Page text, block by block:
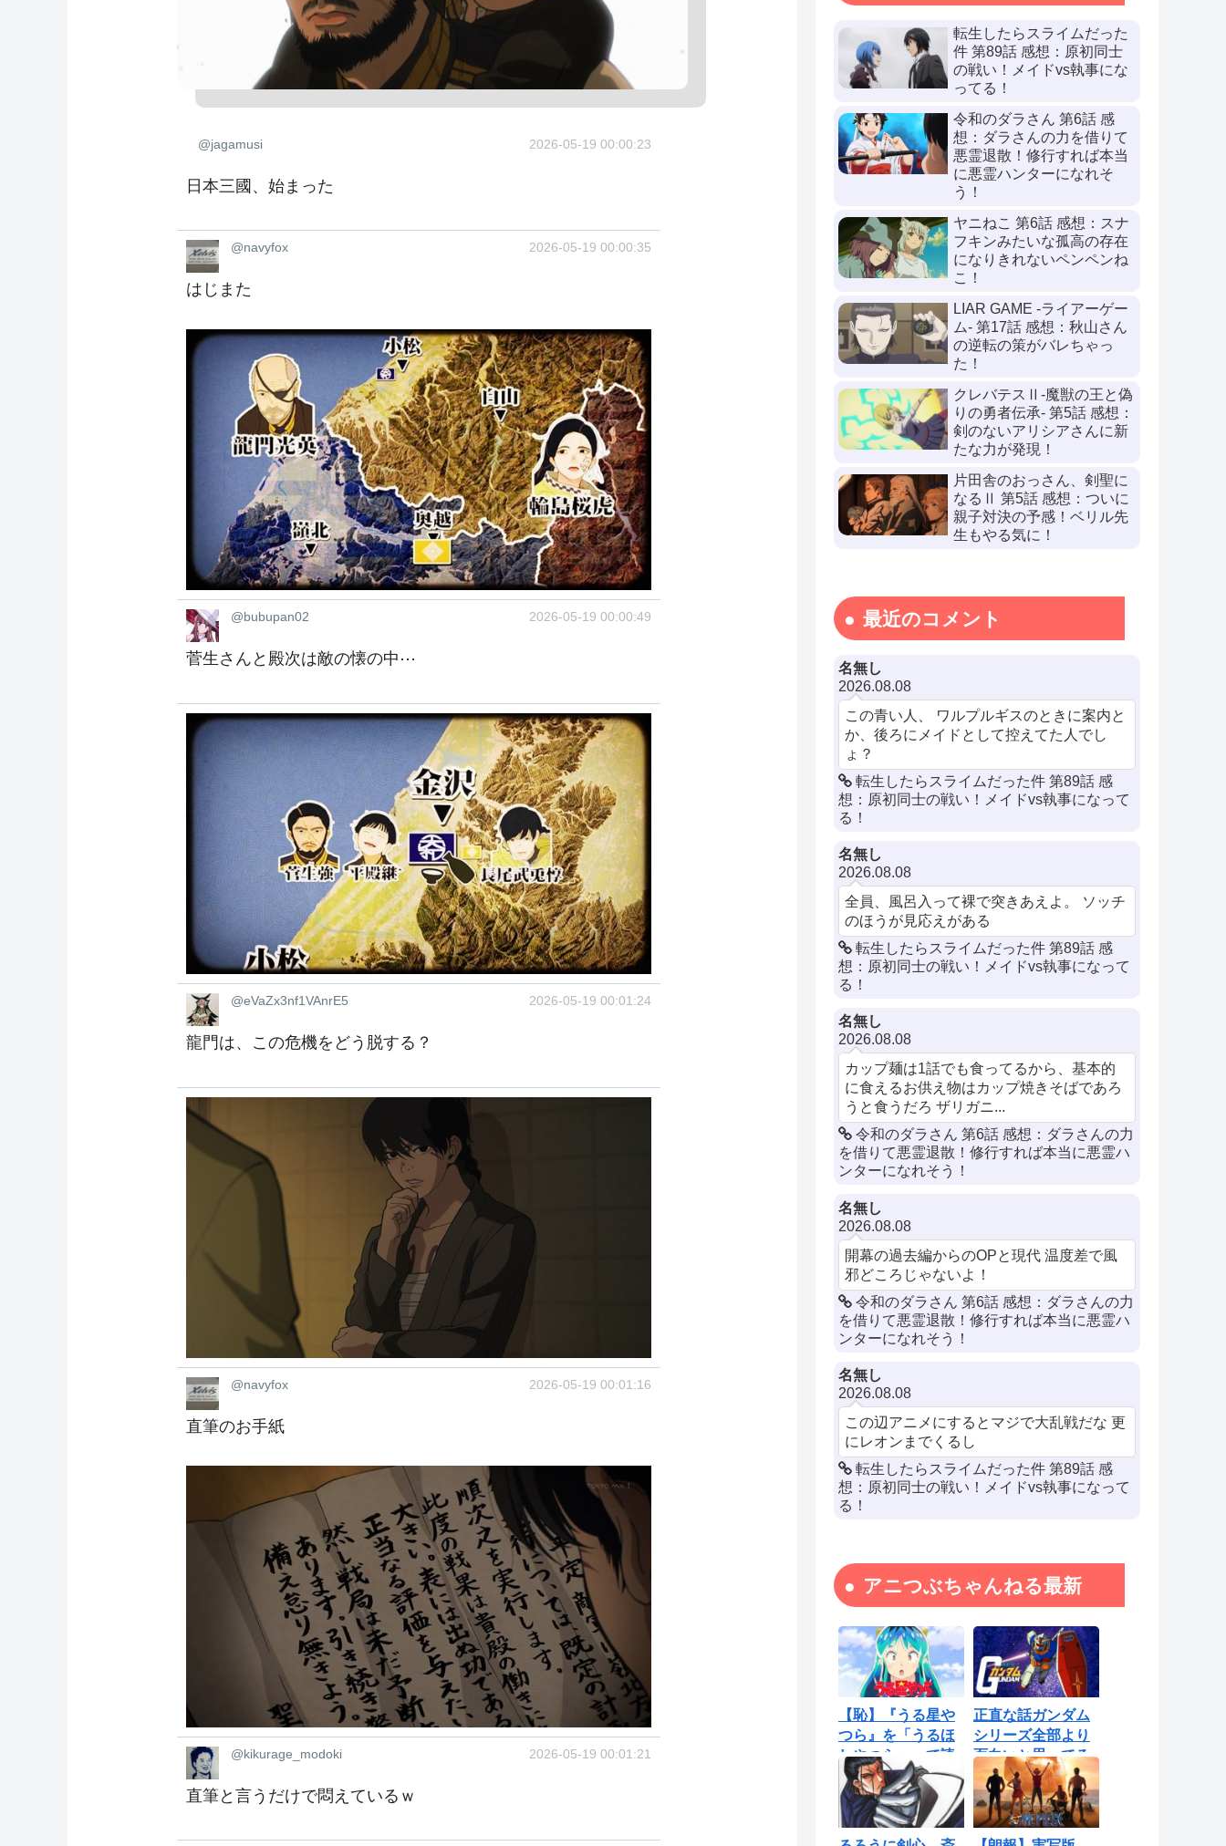
@jagamusi 2026-05-19 00:00:23
日本三國、始まった
@navyfox 2026-05-19 00:00:35
はじまた
@bubupan02 2026-05-19 00:00:49
菅生さんと殿次は敵の懐の中⋯
@eVaZx3nf1VAnrE5 2026-05-19 00:01:24
龍門は、この危機をどう脱する？
@navyfox 2026-05-19 00:01:16
直筆のお手紙
@kikurage_modoki 2026-05-19 00:01:21
直筆と言うだけで悶えているｗ
転生したらスライムだった
件 第89話 感想：原初同士
の戦い！メイドvs執事にな
ってる！
令和のダラさん 第6話 感
想：ダラさんの力を借りて
悪霊退散！修行すれば本当
に悪霊ハンターになれそ
う！
ヤニねこ 第6話 感想：スナ
フキンみたいな孤高の存在
になりきれないペンペンね
こ！
LIAR GAME -ライアーゲー
ム- 第17話 感想：秋山さん
の逆転の策がバレちゃっ
た！
クレバテスⅡ-魔獣の王と偽
りの勇者伝承- 第5話 感想：
剣のないアリシアさんに新
たな力が発現！
片田舎のおっさん、剣聖に
なるⅡ 第5話 感想：ついに
親子対決の予感！ベリル先
生もやる気に！
最近のコメント
名無し
2026.08.08
この青い人、 ワルプルギスのときに案内と
か、後ろにメイドとして控えてた人でし
ょ？
転生したらスライムだった件 第89話 感
想：原初同士の戦い！メイドvs執事になって
る！
名無し
2026.08.08
全員、風呂入って裸で突きあえよ。 ソッチ
のほうが見応えがある
転生したらスライムだった件 第89話 感
想：原初同士の戦い！メイドvs執事になって
る！
名無し
2026.08.08
カップ麺は1話でも食ってるから、基本的
に食えるお供え物はカップ焼きそばであろ
うと食うだろ ザリガニ...
令和のダラさん 第6話 感想：ダラさんの力
を借りて悪霊退散！修行すれば本当に悪霊ハ
ンターになれそう！
名無し
2026.08.08
開幕の過去編からのOPと現代 温度差で風
邪どころじゃないよ！
令和のダラさん 第6話 感想：ダラさんの力
を借りて悪霊退散！修行すれば本当に悪霊ハ
ンターになれそう！
名無し
2026.08.08
この辺アニメにするとマジで大乱戦だな 更
にレオンまでくるし
転生したらスライムだった件 第89話 感
想：原初同士の戦い！メイドvs執事になって
る！
アニつぶちゃんねる最新
【恥】『うる星や
つら』を「うるほ
しやつら」って読
んでたわ…勘...
正直な話ガンダム
シリーズ全部より
面白いと思ってる
ロボットアニ...